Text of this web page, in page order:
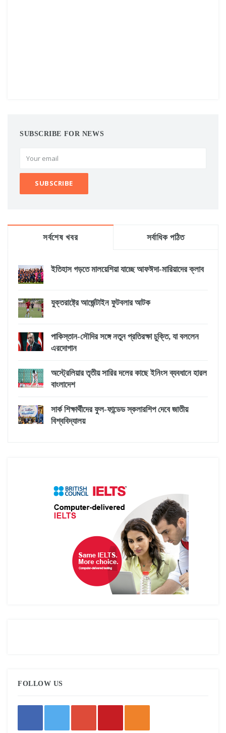
SUBSCRIBE FOR NEWS
সর্বশেষ খবর সর্বাধিক পঠিত
ইতিহাস গড়তে মালয়েশিয়া যাচ্ছে আফঈদা-মারিয়াদের ক্লাব
যুক্তরাষ্ট্রে আর্জেন্টাইন ফুটবলার আটক
পাকিস্তান-সৌদির সঙ্গে নতুন প্রতিরক্ষা চুক্তি, যা বললেন
এরদোগান
অস্ট্রেলিয়ার তৃতীয় সারির দলের কাছে ইনিংস ব্যবধানে হারল
বাংলাদেশ
সার্ক শিক্ষার্থীদের ফুল-ফান্ডেড স্কলারশিপ দেবে জাতীয়
বিশ্ববিদ্যালয়
FOLLOW US